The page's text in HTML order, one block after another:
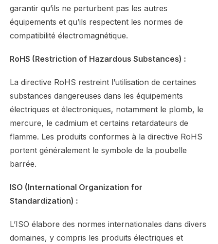
garantir qu’ils ne perturbent pas les autres
équipements et qu’ils respectent les normes de
compatibilité électromagnétique.
RoHS (Restriction of Hazardous Substances) :
La directive RoHS restreint l’utilisation de certaines
substances dangereuses dans les équipements
électriques et électroniques, notamment le plomb, le
mercure, le cadmium et certains retardateurs de
flamme. Les produits conformes à la directive RoHS
portent généralement le symbole de la poubelle
barrée.
ISO (International Organization for
Standardization) :
L’ISO élabore des normes internationales dans divers
domaines, y compris les produits électriques et